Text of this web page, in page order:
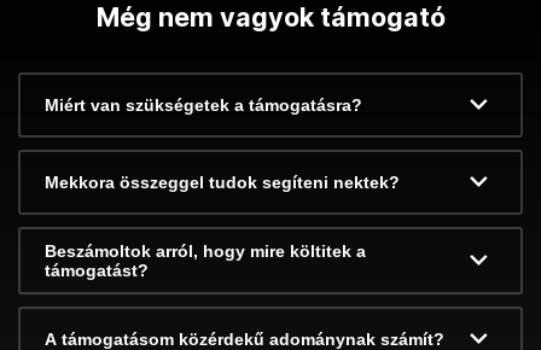
Még nem vagyok támogató
Miért van szükségetek a támogatásra?
Mekkora összeggel tudok segíteni nektek?
Beszámoltok arról, hogy mire költitek a
támogatást?
A támogatásom közérdekű adománynak számít?